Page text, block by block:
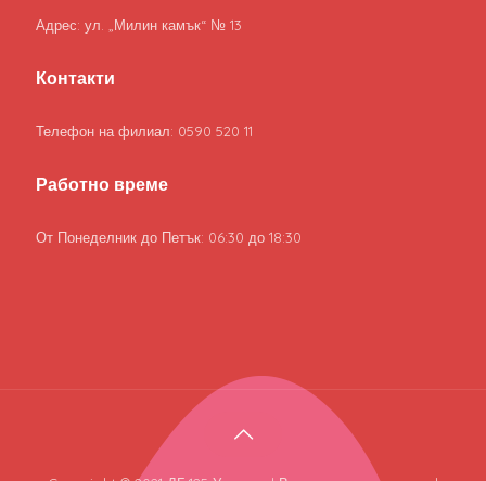
Адрес: ул. „Милин камък“ № 13
Контакти
Телефон на филиал: 0590 520 11
Работно време
От Понеделник до Петък: 06:30 до 18:30